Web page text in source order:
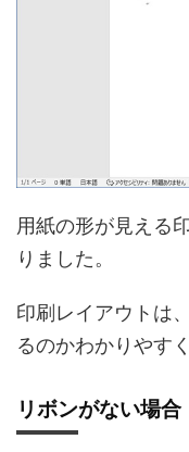
用紙の形が見える
りました。
印刷レイアウトは
るのかわかりやす
リボンがない場合